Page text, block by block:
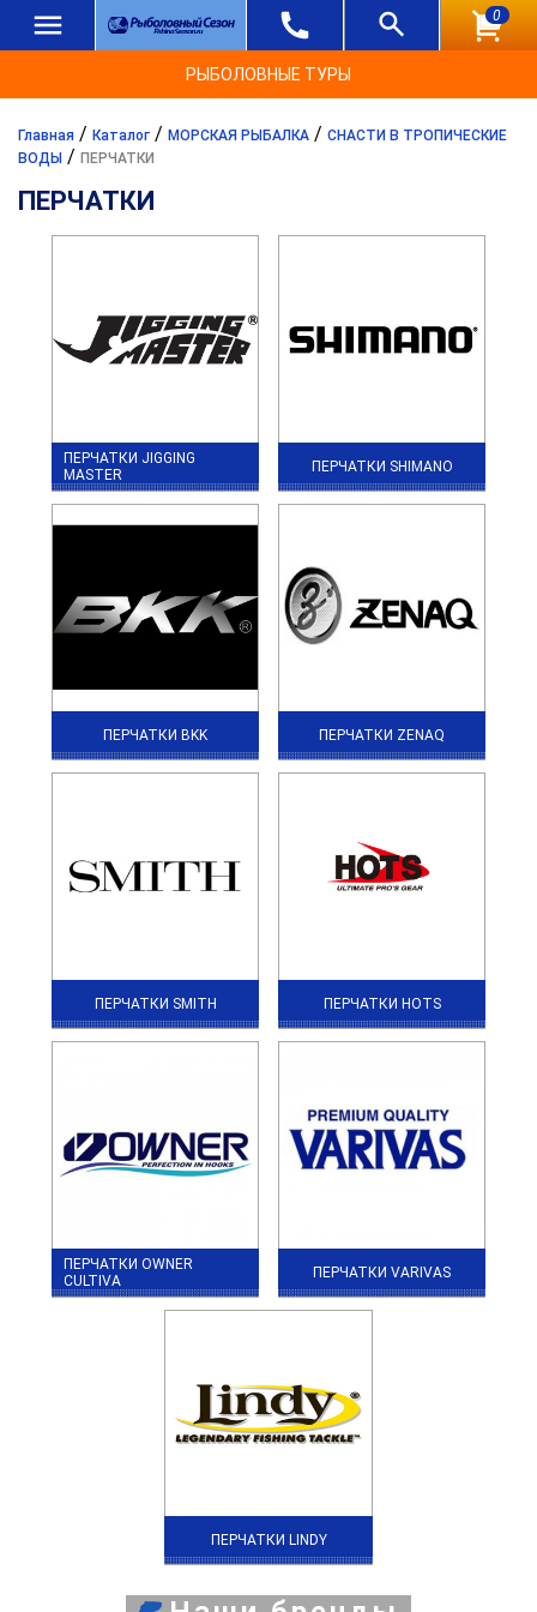
0
РЫБОЛОВНЫЕ ТУРЫ
Главная / Каталог / МОРСКАЯ РЫБАЛКА / СНАСТИ В ТРОПИЧЕСКИЕ
ВОДЫ / ПЕРЧАТКИ
ПЕРЧАТКИ
ПЕРЧАТКИ JIGGING
MASTER
ПЕРЧАТКИ SHIMANO
ПЕРЧАТКИ BKK ПЕРЧАТКИ ZENAQ
ПЕРЧАТКИ SMITH ПЕРЧАТКИ HOTS
ПЕРЧАТКИ OWNER
CULTIVA
ПЕРЧАТКИ VARIVAS
ПЕРЧАТКИ LINDY